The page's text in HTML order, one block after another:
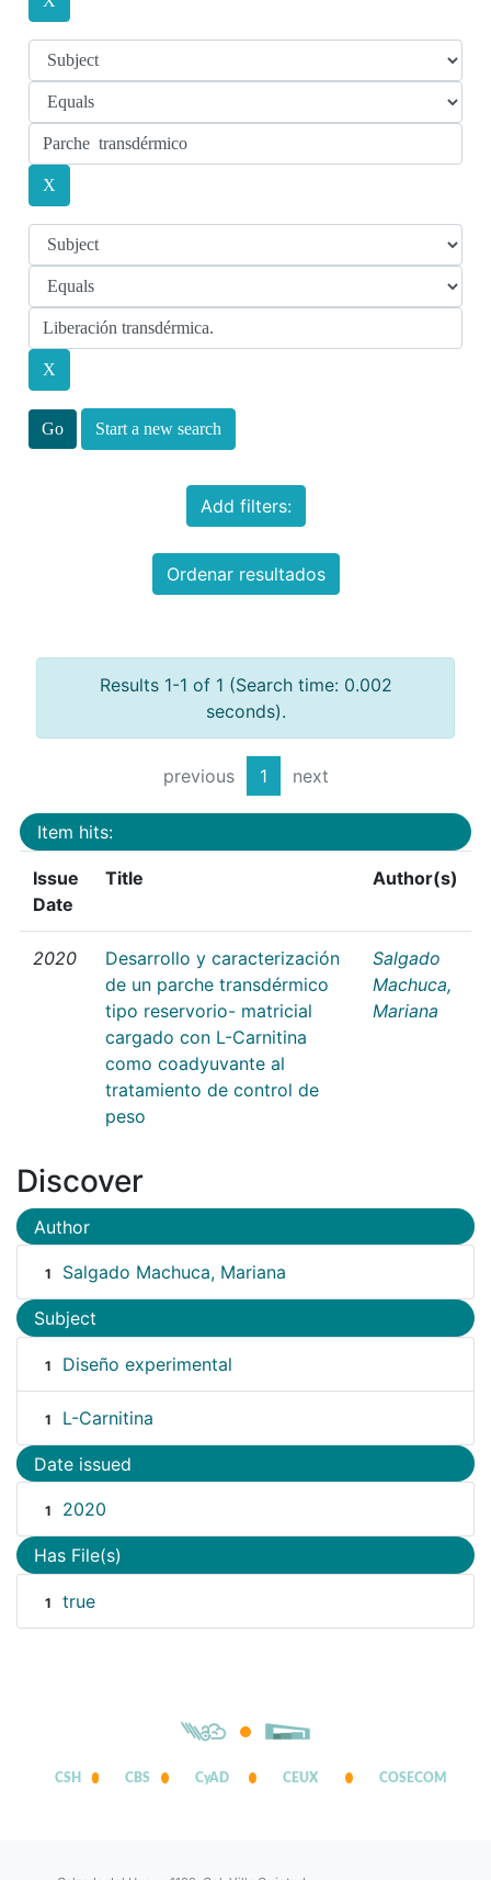
Start a new search
Add filters:
Ordenar resultados
Results 1-1 of 1 (Search time: 0.002
seconds).
previous 1 next
Item hits:
Issue
Date
Title Author(s)
2020
Desarrollo y caracterización
de un parche transdérmico
tipo reservorio- matricial
cargado con L-Carnitina
como coadyuvante al
tratamiento de control de
peso
Salgado
Machuca,
Mariana
Discover
Author
1 Salgado Machuca, Mariana
Subject
1 Diseño experimental
1 L-Carnitina
Date issued
1 2020
Has File(s)
1 true
CSH CBS CyAD CEUX COSECOM